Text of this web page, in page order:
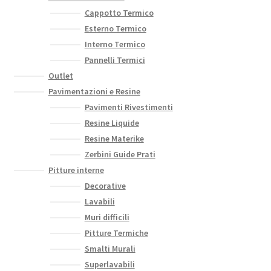
Cappotto Termico
Esterno Termico
Interno Termico
Pannelli Termici
Outlet
Pavimentazioni e Resine
Pavimenti Rivestimenti
Resine Liquide
Resine Materike
Zerbini Guide Prati
Pitture interne
Decorative
Lavabili
Muri difficili
Pitture Termiche
Smalti Murali
Superlavabili